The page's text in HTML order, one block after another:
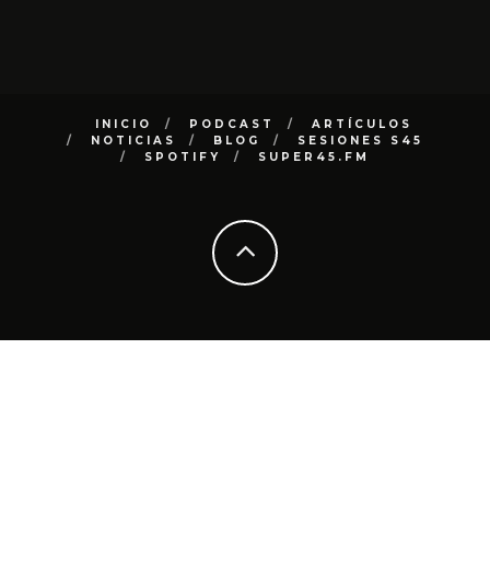
INICIO PODCAST
ARTÍCULOS
NOTICIAS
BLOG
SESIONES S45
SPOTIFY
SUPER45.FM